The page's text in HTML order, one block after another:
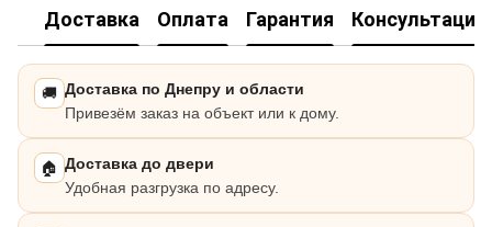
Доставка Оплата Гарантия Консультация
🚚 Доставка по Днепру и области
Привезём заказ на объект или к дому.
🏠 Доставка до двери
Удобная разгрузка по адресу.